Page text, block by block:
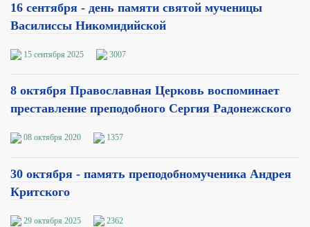
16 сентября - день памяти святой мученицы
Василиссы Никомидийской
15 сентября 2025 3007
8 октября Православная Церковь воспоминает
преставление преподобного Сергия Радонежского
08 октября 2020 1357
30 октября - память преподобномученика Андрея
Критского
29 октября 2025 2362